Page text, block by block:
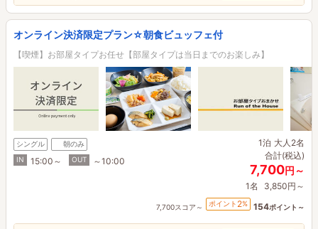
オンライン決済限定プラン☆朝食ビュッフェ付
【喫煙】お部屋タイプお任せ【部屋タイプは当日までのお楽しみ】
シングル
朝のみ
IN
15:00～ OUT ～10:00
1泊 大人2名
合計(税込)
7,700円～
1名 3,850円～
7,700スコア～ ポイント 2% 154ポイント～